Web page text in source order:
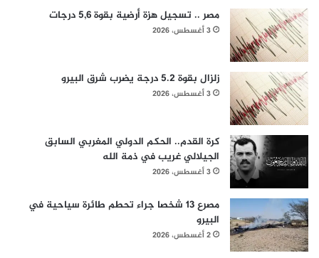
مصر .. تسجيل هزة أرضية بقوة 5,6 درجات
3 أغسطس، 2026
زلزال بقوة 5.2 درجة يضرب شرق البيرو
3 أغسطس، 2026
كرة القدم.. الحكم الدولي المغربي السابق
الجيلالي غريب في ذمة الله
3 أغسطس، 2026
مصرع 13 شخصا جراء تحطم طائرة سياحية في
البيرو
2 أغسطس، 2026